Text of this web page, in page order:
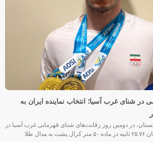
شنای غرب آسیا؛ انتخاب نماینده ایران به
در دومین روز رقابت‌های شنای قهرمانی غرب آسیا در
طلا